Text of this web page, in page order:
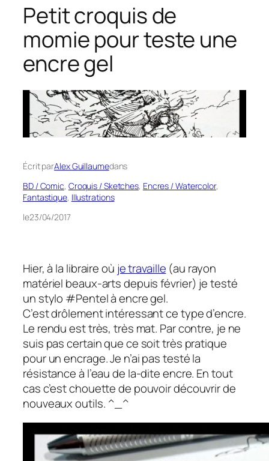
Petit croquis de
momie pour teste une
encre gel
Écrit parAlex Guillaumedans
BD / Comic, Croquis / Sketches, Encres / Watercolor
Fantastique, Illustrations
le23/04/2017
Hier, à la libraire où je travaille (au rayon
matériel beaux-arts depuis février) je testé
un stylo #Pentel à encre gel.
C’est drôlement intéressant ce type d’encre.
Le rendu est très, très mat. Par contre, je ne
suis pas certain que ce soit très pratique
pour un encrage. Je n’ai pas testé la
résistance à l’eau de la-dite encre. En tout
cas c’est chouette de pouvoir découvrir de
nouveaux outils. ^_^